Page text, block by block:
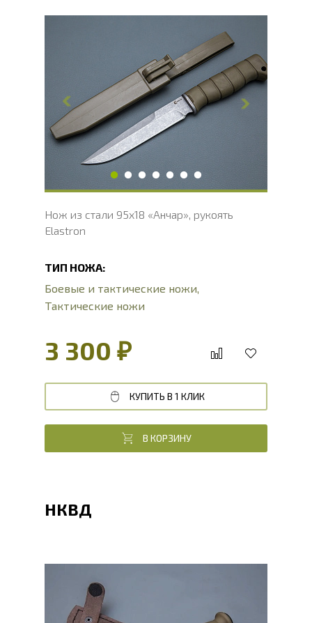
265
150
Ширина клинка, мм
37
Толщина обуха, мм
Ширина рукояти, мм
31
Длина рукояти, мм
Толщина рукояти, мм
Твердость клинка, HRC
Нож из стали 95х18 «Анчар», рукоять
Elastron
ТИП НОЖА:
Боевые и тактические ножи,
Тактические ножи
3 300 ₽
КУПИТЬ В 1 КЛИК
В КОРЗИНУ
НКВД
Общая длина, мм
Длина клинка, мм